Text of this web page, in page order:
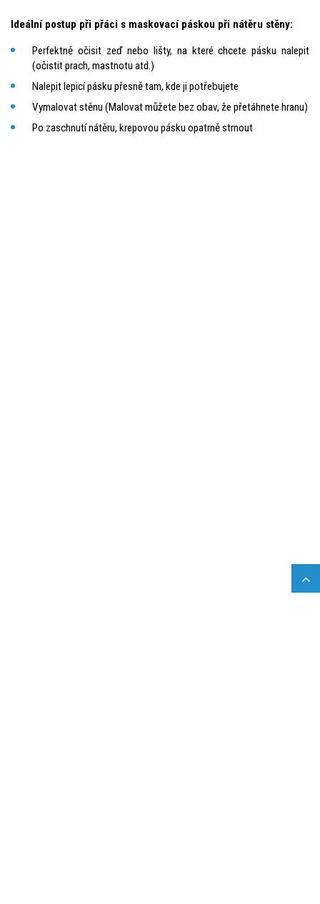
Ideální postup při přáci s maskovací páskou při nátěru stěny:
Perfektně očisit zeď nebo lišty, na které chcete pásku nalepit
(očistit prach, mastnotu atd.)
Nalepit lepicí pásku přesně tam, kde ji potřebujete
Vymalovat stěnu (Malovat můžete bez obav, že přetáhnete hranu)
Po zaschnutí nátěru, krepovou pásku opatrně strnout